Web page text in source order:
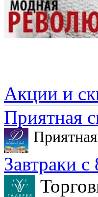
Акции и
Приятная
Завтраки